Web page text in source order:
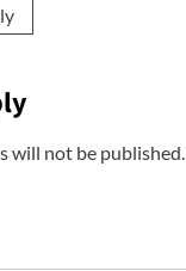
will not be published.